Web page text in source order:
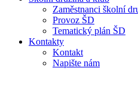
Zaměstnanci školní
Provoz ŠD
Tematický plán ŠD
Kontakty
Kontakt
Napište nám